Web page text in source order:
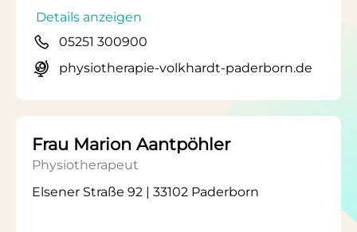
Details anzeigen
05251 300900
physiotherapie-volkhardt-paderborn.de
Frau Marion Aantpöhler
Physiotherapeut
Elsener Straße 92 | 33102 Paderborn